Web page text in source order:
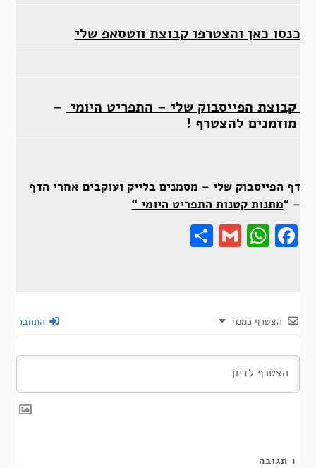
כנסו כאן והצטרפו קבוצת ווטסאפ שלי
קבוצת הפייסבוק שלי – התפריט היומי –
מוזמנים להצטרף !
דף הפייסבוק שלי – מסמנים בלייק ועוקבים אחרי הדף
– “מתנות קטנות התפריט היומי “
Gmail
Share
הצטרף כמנוי התחבר
1 תגובה